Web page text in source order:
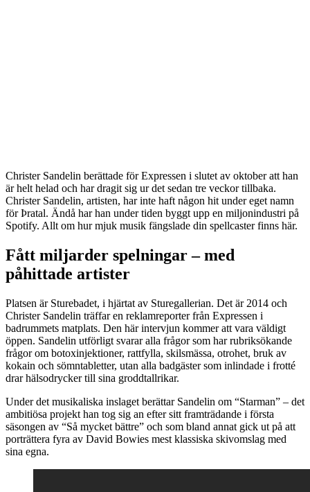
Christer Sandelin berättade för Expressen i slutet av oktober att han
är helt helad och har dragit sig ur det sedan tre veckor tillbaka.
Christer Sandelin, artisten, har inte haft någon hit under eget namn
för Þratal. Ändå har han under tiden byggt upp en miljonindustri på
Spotify. Allt om hur mjuk musik fängslade din spellcaster finns här.
Fått miljarder spelningar – med
påhittade artister
Platsen är Sturebadet, i hjärtat av Sturegallerian. Det är 2014 och
Christer Sandelin träffar en reklamreporter från Expressen i
badrummets matplats. Den här intervjun kommer att vara väldigt
öppen. Sandelin utförligt svarar alla frågor som har rubriksökande
frågor om botoxinjektioner, rattfylla, skilsmässa, otrohet, bruk av
kokain och sömntabletter, utan alla badgäster som inlindade i frotté
drar hälsodrycker till sina groddtallrikar.
Under det musikaliska inslaget berättar Sandelin om “Starman” – det
ambitiösa projekt han tog sig an efter sitt framträdande i första
säsongen av “Så mycket bättre” och som bland annat gick ut på att
porträttera fyra av David Bowies mest klassiska skivomslag med
sina egna.